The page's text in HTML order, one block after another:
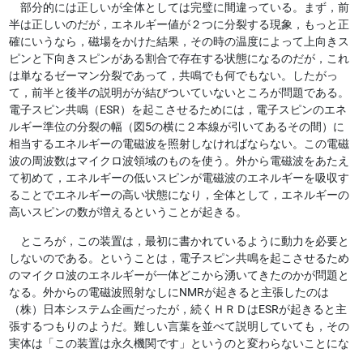
部分的には正しいが全体としては完璧に間違っている。まず，前
半は正しいのだが，エネルギー値が２つに分裂する現象，もっと正
確にいうなら，磁場をかけた結果，その時の温度によって上向きス
ピンと下向きスピンがある割合で存在する状態になるのだが，これ
は単なるゼーマン分裂であって，共鳴でも何でもない。したがっ
て，前半と後半の説明がが結びついていないところが問題である。
電子スピン共鳴（ESR）を起こさせるためには，電子スピンのエネ
ルギー準位の分裂の幅（図5の横に２本線が引いてあるその間）に
相当するエネルギーの電磁波を照射しなければならない。この電磁
波の周波数はマイクロ波領域のものを使う。外から電磁波をあたえ
て初めて，エネルギーの低いスピンが電磁波のエネルギーを吸収す
ることでエネルギーの高い状態になり，全体として，エネルギーの
高いスピンの数が増えるということが起きる。
ところが，この装置は，最初に書かれているように動力を必要と
しないのである。ということは，電子スピン共鳴を起こさせるため
のマイクロ波のエネルギーが一体どこから湧いてきたのかが問題と
なる。外からの電磁波照射なしにNMRが起きると主張したのは
（株）日本システム企画だったが，続くＨＲＤはESRが起きると主
張するつもりのようだ。難しい言葉を並べて説明していても，その
実体は「この装置は永久機関です」というのと変わらないことにな